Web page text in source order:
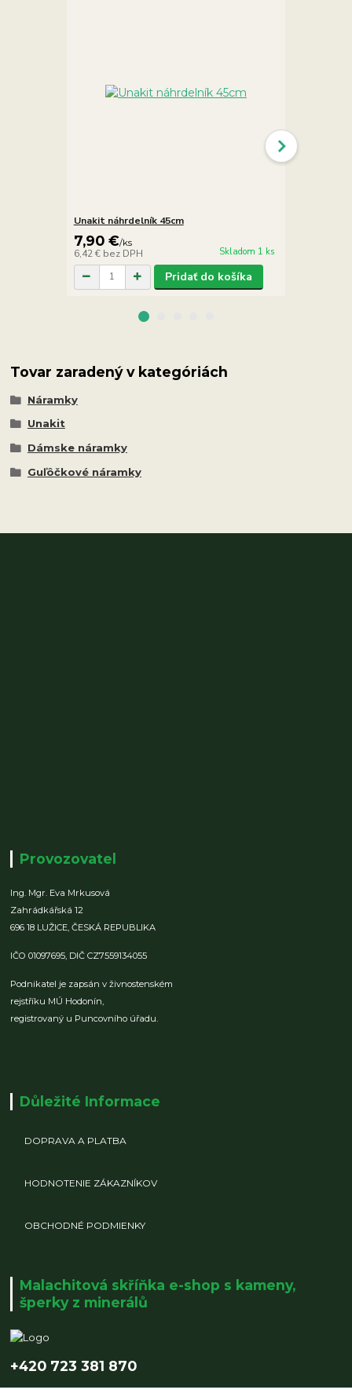
Unakit náhrdelník 45cm
7,90 €/ks
6,42 € bez DPH Skladom 1 ks
Pridať do košíka
Tovar zaradený v kategóriách
Náramky
Unakit
Dámske náramky
Guľôčkové náramky
Provozovatel
Ing. Mgr. Eva Mrkusová
Zahrádkářská 12
696 18 LUŽICE,ČESKÁ REPUBLIKA
IČO 01097695, DIČ CZ7559134055
Podnikatel je zapsán v živnostenském
rejstříku MÚ Hodonín,
registrovaný u Puncovního úřadu.
Důležité Informace
DOPRAVA A PLATBA
HODNOTENIE ZÁKAZNÍKOV
OBCHODNÉ PODMIENKY
Malachitová skříňka e-shop s kameny,
šperky z minerálů
+420 723 381 870